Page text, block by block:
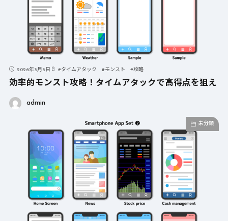
2026年3月3日 #タイムアタック #モンスト #攻略
効率的モンスト攻略！タイムアタックで高得点を狙え
admin
未分類